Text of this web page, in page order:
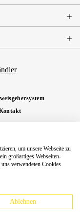
angegeben.
GmbH
Tulln
webgate.ec.europa.eu/odr
um unsere Webseite zu
großartiges Webseiten-
verwendeten Cookies
Ablehnen